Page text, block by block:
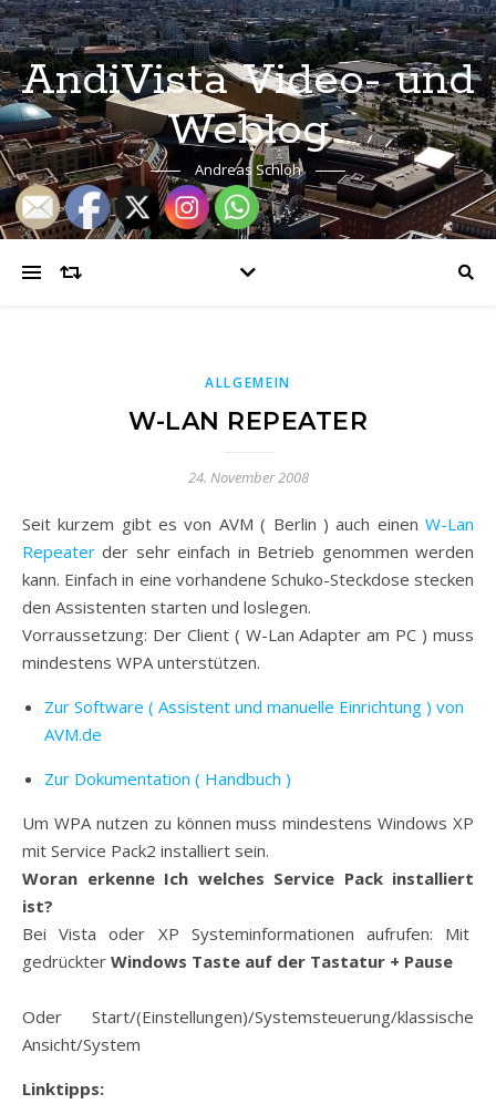
AndiVista Video- und
Weblog
Andreas Schloh
ALLGEMEIN
W-LAN REPEATER
24. November 2008
Seit kurzem gibt es von AVM ( Berlin ) auch einen W-Lan
Repeater der sehr einfach in Betrieb genommen werden
kann. Einfach in eine vorhandene Schuko-Steckdose stecken
den Assistenten starten und loslegen.
Vorraussetzung: Der Client ( W-Lan Adapter am PC ) muss
mindestens WPA unterstützen.
Zur Software ( Assistent und manuelle Einrichtung ) von
AVM.de
Zur Dokumentation ( Handbuch )
Um WPA nutzen zu können muss mindestens Windows XP
mit Service Pack2 installiert sein.
Woran erkenne Ich welches Service Pack installiert
ist?
Bei Vista oder XP Systeminformationen aufrufen: Mit
gedrückter Windows Taste auf der Tastatur + Pause
Oder Start/(Einstellungen)/Systemsteuerung/klassische
Ansicht/System
Linktipps: